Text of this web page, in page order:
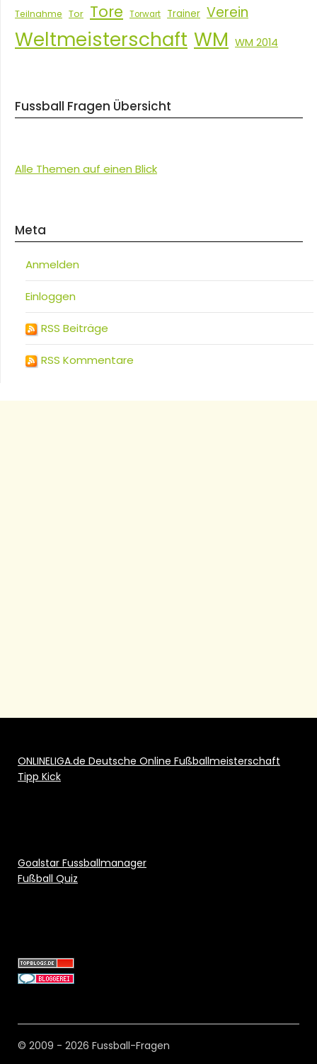
Teilnahme Tor Tore Torwart Trainer Verein
Weltmeisterschaft WM WM 2014
Fussball Fragen Übersicht
Alle Themen auf einen Blick
Meta
Anmelden
Einloggen
RSS Beiträge
RSS Kommentare
ONLINELIGA.de Deutsche Online Fußballmeisterschaft
Tipp Kick
Goalstar Fussballmanager
Fußball Quiz
© 2009 - 2026 Fussball-Fragen